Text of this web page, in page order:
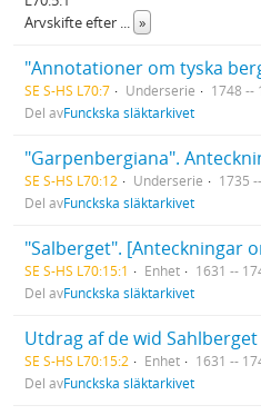
Arvskifte efter ... »
"Annotationer om tyska
SE S-HS L70:7 Underserie
1748 --
Del avFunckska släktarkivet
SE S-HS L70:12 Underserie
1735
Del avFunckska släktarkivet
SE S-HS L70:15:1 Enhet
1631 --
Del avFunckska släktarkivet
SE S-HS L70:15:2 Enhet
1631 --
Del avFunckska släktarkivet